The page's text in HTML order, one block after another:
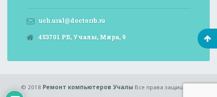
uch.ural@doctorrb.ru
453701 РБ, Учалы, Мира, 9
© 2018 Ремонт компьютеров Учалы Все права защищены.